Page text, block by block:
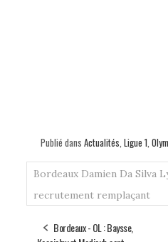
Publié dans Actualités, Ligue 1,
Bordeaux Damien Da Silva
recrutement remplaçant
Bordeaux - OL : Baysse,